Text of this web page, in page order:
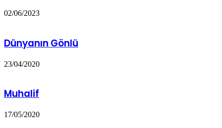
02/06/2023
Dünyanın Gönlü
23/04/2020
Muhalif
17/05/2020